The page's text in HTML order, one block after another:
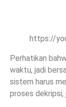
https://
Perhatikan
waktu, jadi
sistem harus
proses dekripsi,